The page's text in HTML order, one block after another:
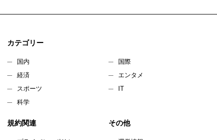
カテゴリー
国内
国際
経済
エンタメ
スポーツ
IT
科学
規約関連 その他